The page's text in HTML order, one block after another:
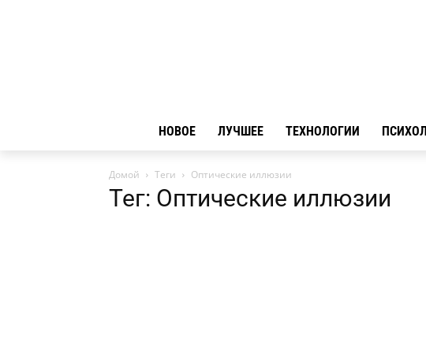
НОВОЕ ЛУЧШЕЕ ТЕХНОЛОГИИ
Домой Теги Оптические иллюзии
Тег: Оптические иллюзии